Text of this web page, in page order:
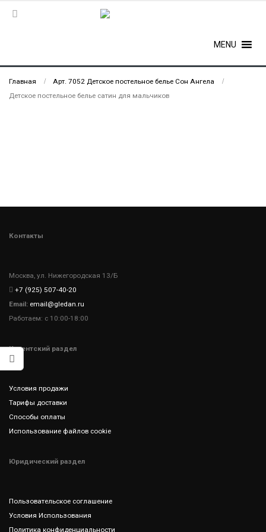
MENU
Главная
Арт. 7052 Детское постельное белье Сон Ангела
Детское постельное белье сатин для мальчиков
Контакты
Москва, ул. Нижегородская 13/Б
+7 (925) 507-40-20
Email: email@gledan.ru
Работаем: с 10:00-18:00
Клиентский раздел
Условия продажи
Тарифы доставки
Способы оплаты
Использование файлов cookie
Юридический раздел
Пользовательское соглашение
Условия Использования
Политика конфиденциальности